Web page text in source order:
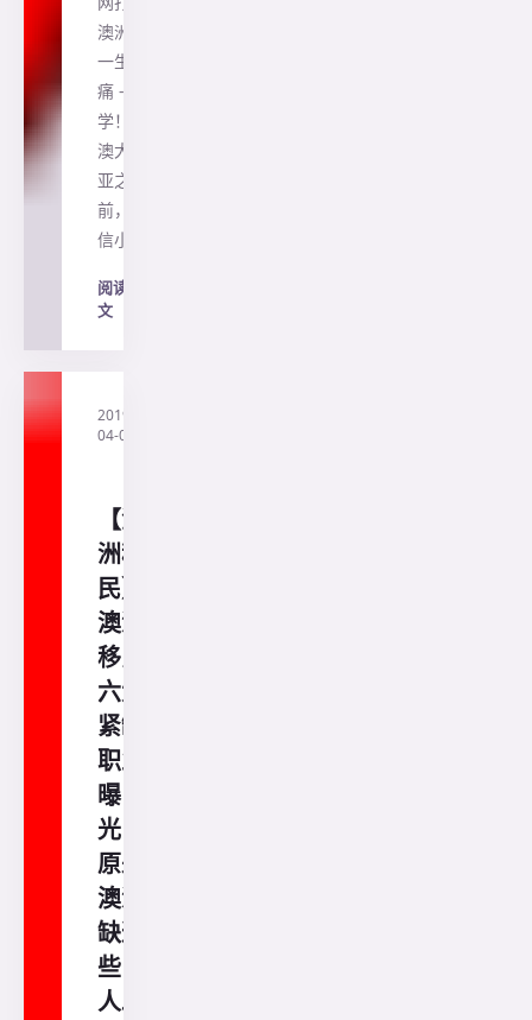
澳洲人
一生的
痛 - 数
学！ 去
澳大利
亚之
前，相
信小…
阅读全
文
2019-
04-04
【澳
洲移
民】
澳洲
移民
六大
紧缺
职业
曝
光，
原来
澳洲
缺这
些
人......